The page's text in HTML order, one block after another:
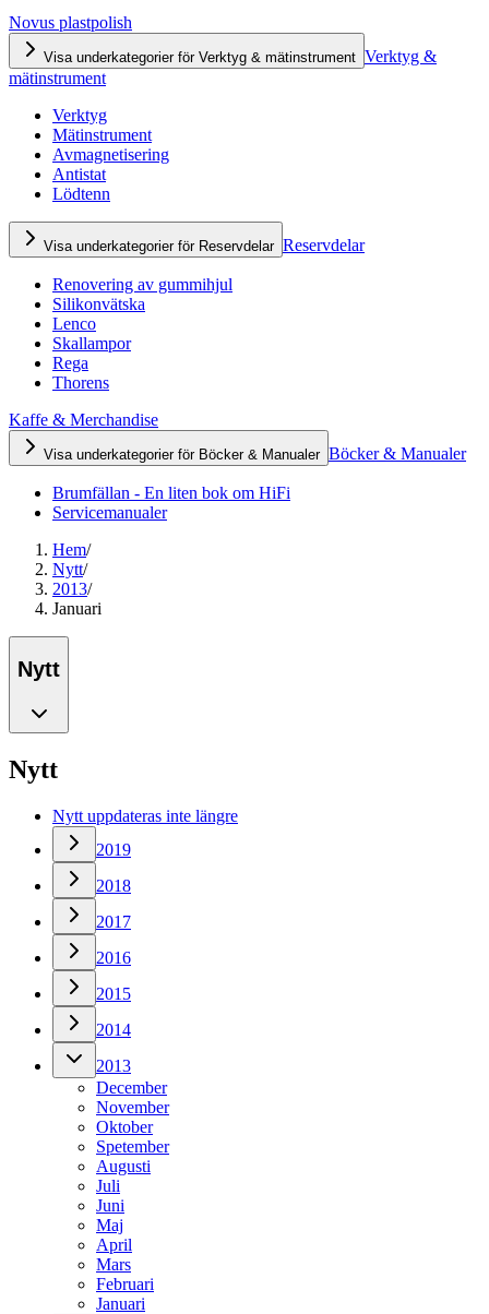
Novus plastpolish
Visa underkategorier för Verktyg & mätinstrument Verktyg &
mätinstrument
Verktyg
Mätinstrument
Avmagnetisering
Antistat
Lödtenn
Visa underkategorier för Reservdelar Reservdelar
Renovering av gummihjul
Silikonvätska
Lenco
Skallampor
Rega
Thorens
Kaffe & Merchandise
Visa underkategorier för Böcker & Manualer Böcker & Manualer
Brumfällan - En liten bok om HiFi
Servicemanualer
Hem/
Nytt/
2013/
Januari
Nytt
Nytt
Nytt uppdateras inte längre
2019
2018
2017
2016
2015
2014
2013
December
November
Oktober
Spetember
Augusti
Juli
Juni
Maj
April
Mars
Februari
Januari